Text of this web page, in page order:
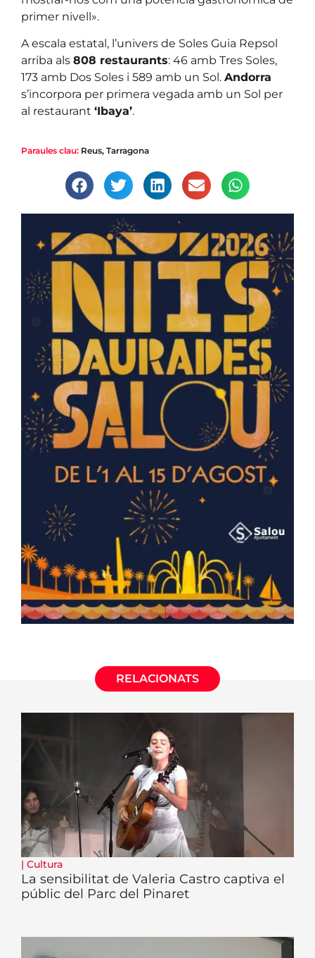
primer nivell».
A escala estatal, l’univers de Soles Guia Repsol
arriba als 808 restaurants: 46 amb Tres Soles,
173 amb Dos Soles i 589 amb un Sol. Andorra
s’incorpora per primera vegada amb un Sol per
al restaurant ‘Ibaya’.
Paraules clau: Reus, Tarragona
RELACIONATS
| Cultura
La sensibilitat de Valeria Castro captiva el
públic del Parc del Pinaret